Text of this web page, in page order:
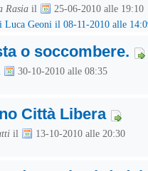
Rasia il
25-06-2010 alle 19:10
Luca Geoni il 08-11-2010 alle
o soccombere.
30-10-2010 alle 08:35
Città Libera
il
13-10-2010 alle 20:30